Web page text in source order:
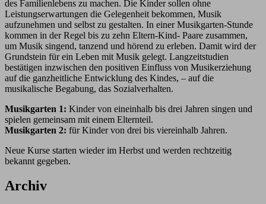
des Familienlebens zu machen. Die Kinder sollen ohne
Leistungserwartungen die Gelegenheit bekommen, Musik
aufzunehmen und selbst zu gestalten. In einer Musikgarten-Stunde
kommen in der Regel bis zu zehn Eltern-Kind- Paare zusammen,
um Musik singend, tanzend und hörend zu erleben. Damit wird der
Grundstein für ein Leben mit Musik gelegt. Langzeitstudien
bestätigen inzwischen den positiven Einfluss von Musikerziehung
auf die ganzheitliche Entwicklung des Kindes, – auf die
musikalische Begabung, das Sozialverhalten.
Musikgarten 1: Kinder von eineinhalb bis drei Jahren singen und
spielen gemeinsam mit einem Elternteil.
Musikgarten 2: für Kinder von drei bis viereinhalb Jahren.
Neue Kurse starten wieder im Herbst und werden rechtzeitig
bekannt gegeben.
Archiv